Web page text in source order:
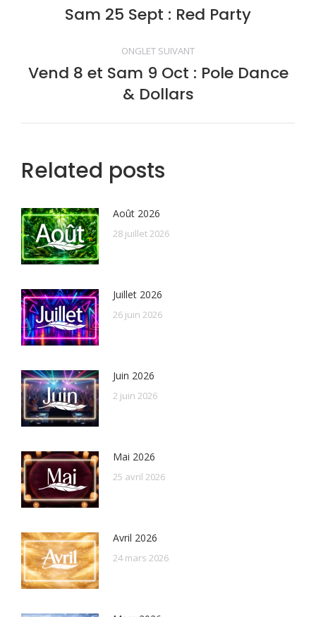
de
commentaire
Onglet
Sam 25 Sept : Red Party
ONGLET SUIVANT
Onglet
suivant
Vend 8 et Sam 9 Oct : Pole Dance
& Dollars
Related posts
Août 2026
28 juillet 2026
Juillet 2026
26 juin 2026
Juin 2026
2 juin 2026
Mai 2026
25 avril 2026
Avril 2026
24 mars 2026